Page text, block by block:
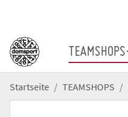
TEAMSHOPS
Startseite TEAMSHOPS